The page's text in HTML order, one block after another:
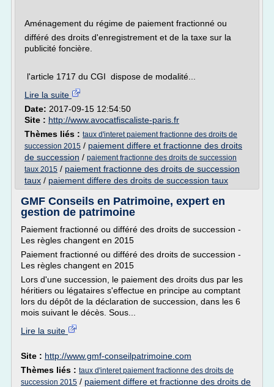
Aménagement du régime de paiement fractionné ou
différé des droits d'enregistrement et de la taxe sur la
publicité foncière.
l'article 1717 du CGI dispose de modalité...
Lire la suite
Date: 2017-09-15 12:54:50
Site : http://www.avocatfiscaliste-paris.fr
Thèmes liés : taux d'interet paiement fractionne des droits de
succession 2015 / paiement differe et fractionne des droits
de succession / paiement fractionne des droits de succession
taux 2015 / paiement fractionne des droits de succession
taux / paiement differe des droits de succession taux
GMF Conseils en Patrimoine, expert en
gestion de patrimoine
Paiement fractionné ou différé des droits de succession -
Les règles changent en 2015
Paiement fractionné ou différé des droits de succession -
Les règles changent en 2015
Lors d'une succession, le paiement des droits dus par les
héritiers ou légataires s'effectue en principe au comptant
lors du dépôt de la déclaration de succession, dans les 6
mois suivant le décès. Sous...
Lire la suite
Site : http://www.gmf-conseilpatrimoine.com
Thèmes liés : taux d'interet paiement fractionne des droits de
succession 2015 / paiement differe et fractionne des droits de